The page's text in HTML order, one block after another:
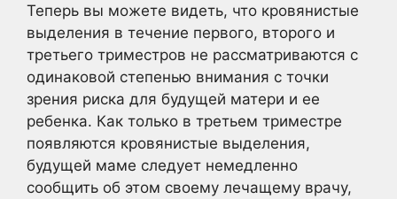
Теперь вы можете видеть, что кровянистые
выделения в течение первого, второго и
третьего триместров не рассматриваются с
одинаковой степенью внимания с точки
зрения риска для будущей матери и ее
ребенка. Как только в третьем триместре
появляются кровянистые выделения,
будущей маме следует немедленно
сообщить об этом своему лечащему врачу,